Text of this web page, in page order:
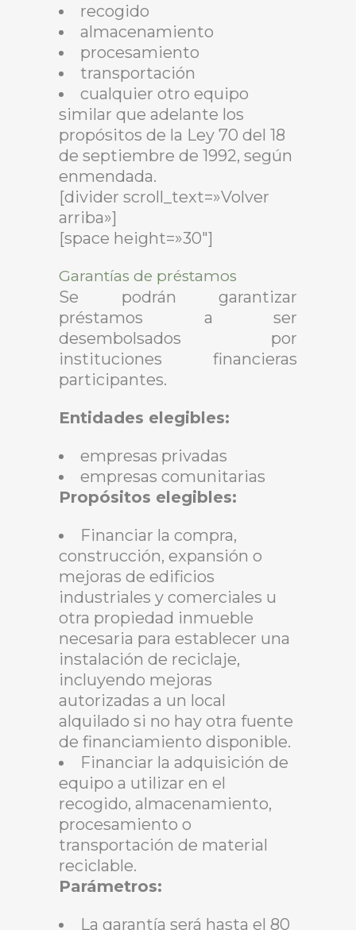
recogido
almacenamiento
procesamiento
transportación
cualquier otro equipo
similar que adelante los
propósitos de la Ley 70 del 18
de septiembre de 1992, según
enmendada.
[divider scroll_text=»Volver
arriba»]
[space height=»30″]
Garantías de préstamos
Se podrán garantizar
préstamos a ser
desembolsados por
instituciones financieras
participantes.
Entidades elegibles:
empresas privadas
empresas comunitarias
Propósitos elegibles:
Financiar la compra,
construcción, expansión o
mejoras de edificios
industriales y comerciales u
otra propiedad inmueble
necesaria para establecer una
instalación de reciclaje,
incluyendo mejoras
autorizadas a un local
alquilado si no hay otra fuente
de financiamiento disponible.
Financiar la adquisición de
equipo a utilizar en el
recogido, almacenamiento,
procesamiento o
transportación de material
reciclable.
Parámetros:
La garantía será hasta el 80